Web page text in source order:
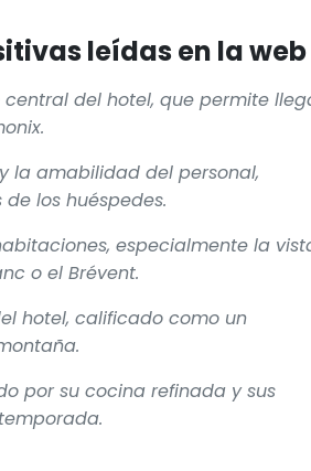
leídas en la web
del hotel, que permite
la amabilidad del personal,
los huéspedes.
especialmente la
o el Brévent.
hotel, calificado como un
por su cocina refinada y sus